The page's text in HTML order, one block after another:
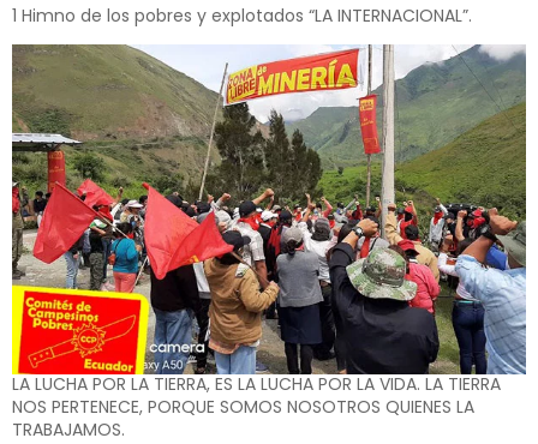
1 Himno de los pobres y explotados “LA INTERNACIONAL”.
LA LUCHA POR LA TIERRA, ES LA LUCHA POR LA VIDA. LA TIERRA
NOS PERTENECE, PORQUE SOMOS NOSOTROS QUIENES LA
TRABAJAMOS.